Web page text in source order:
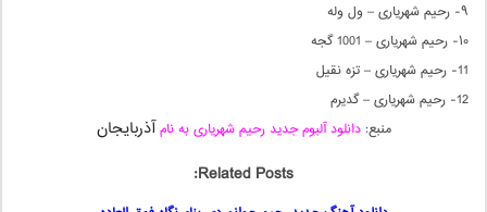
۹- رحیم شهریاری – ول وله
۱۰- رحیم شهریاری – 1001 گجه
11- رحیم شهریاری – تزه نقیل
12- رحیم شهریاری – گدیرم
منبع:دانلود آلبوم جدید رحیم شهریاری به نام آذربایجان
Related Posts: